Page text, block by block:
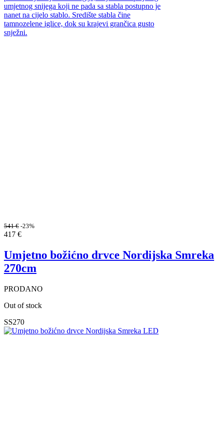
541€ -23%
417 €
Umjetno božićno drvce Nordijska Smreka
270cm
PRODANO
Out of stock
SS270